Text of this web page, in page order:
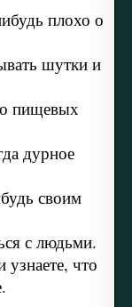
плохо о
шутки и
пищевых
дурное
своим
с людьми.
что